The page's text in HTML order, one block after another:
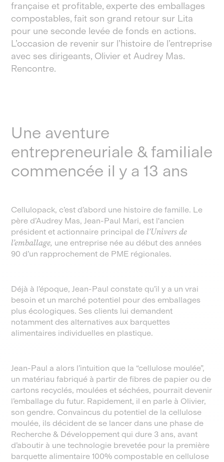
française et profitable, experte des emballages
compostables, fait son grand retour sur Lita
pour une seconde levée de fonds en actions.
L’occasion de revenir sur l’histoire de l’entreprise
avec ses dirigeants, Olivier et Audrey Mas.
Rencontre.
Une aventure
entrepreneuriale & familiale
commencée il y a 13 ans
Cellulopack, c’est d’abord une histoire de famille. Le
père d’Audrey Mas, Jean-Paul Mari, est l'ancien
président et actionnaire principal de l’Univers de
l’emballage, une entreprise née au début des années
90 d’un rapprochement de PME régionales.
Déjà à l’époque, Jean-Paul constate qu’il y a un vrai
besoin et un marché potentiel pour des emballages
plus écologiques. Ses clients lui demandent
notamment des alternatives aux barquettes
alimentaires individuelles en plastique.
Jean-Paul a alors l’intuition que la “cellulose moulée”,
un matériau fabriqué à partir de fibres de papier ou de
cartons recyclés, moulées et séchées, pourrait devenir
l’emballage du futur. Rapidement, il en parle à Olivier,
son gendre. Convaincus du potentiel de la cellulose
moulée, ils décident de se lancer dans une phase de
Recherche & Développement qui dure 3 ans, avant
d’aboutir à une technologie brevetée pour la première
barquette alimentaire 100% compostable en cellulose